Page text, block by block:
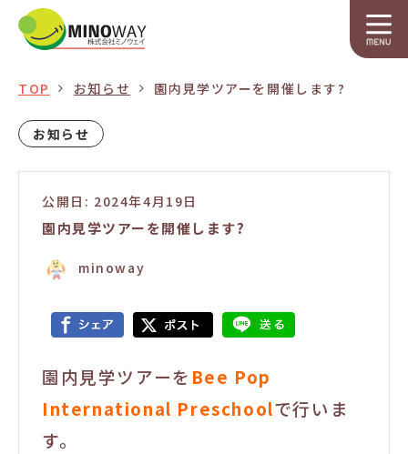
TOP お知らせ 園内見学ツアーを開催します?
お知らせ
公開日: 2024年4月19日
園内見学ツアーを開催します?
minoway
園内見学ツアーを Bee Pop
International Preschoolで行いま
す。